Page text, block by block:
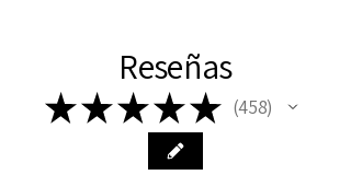
Reseñas
★★★★★ 458
458